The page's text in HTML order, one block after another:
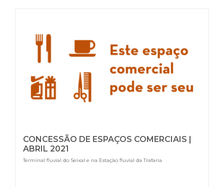
CONCESSÃO DE ESPAÇOS COMERCIAIS |
ABRIL 2021
Terminal fluvial do Seixal e na Estação fluvial da Trafaria